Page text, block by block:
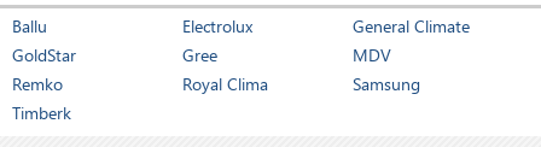
Ballu Electrolux
General Climate
GoldStar
Gree
MDV
Remko
Royal Clima
Samsung
Timberk